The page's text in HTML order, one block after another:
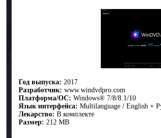
Год выпуска: 2017
Разработчик: www.windvdpro.com
Платформа/ОС: Windows® 7/8/8.1/10
Язык интерфейса: Multilanguage / English +
Лекарство: В комплекте
Размер: 212 MB